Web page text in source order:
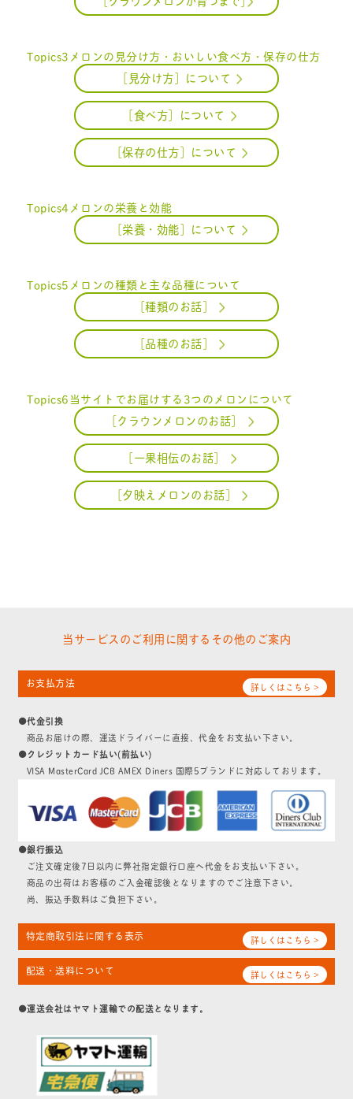
Topics3メロンの見分け方・おいしい食べ方・保存の仕方
［見分け方］について
［食べ方］について
［保存の仕方］について
Topics4メロンの栄養と効能
［栄養・効能］について
Topics5メロンの種類と主な品種について
［種類のお話］
［品種のお話］
Topics6当サイトでお届けする3つのメロンについて
［クラウンメロンのお話］
［一果相伝のお話］
［夕映えメロンのお話］
当サービスのご利用に関するその他のご案内
お支払方法 詳しくはこちら >
●代金引換
商品お届けの際、運送ドライバーに直接、代金をお支払い下さい。
●クレジットカード払い(前払い)
VISA MasterCard JCB AMEX Diners 国際5ブランドに対応しております。
●銀行振込
ご注文確定後7日以内に弊社指定銀行口座へ代金をお支払い下さい。
商品の出荷はお客様のご入金確認後となりますのでご注意下さい。
尚、振込手数料はご負担下さい。
特定商取引法に関する表示 詳しくはこちら >
配送・送料について 詳しくはこちら >
●運送会社はヤマト運輸での配送となります。